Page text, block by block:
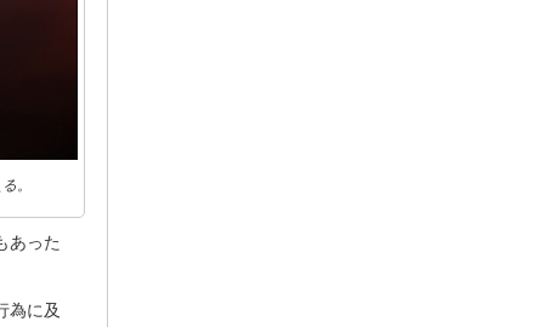
。
あった
為に及